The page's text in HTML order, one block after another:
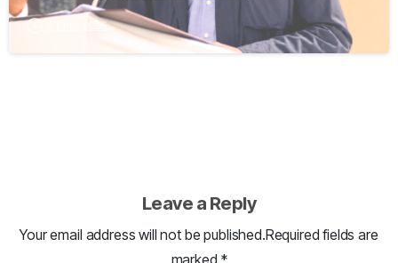
4 junio, 2026
Leave a Reply
Your email address will not be published.Required fields are